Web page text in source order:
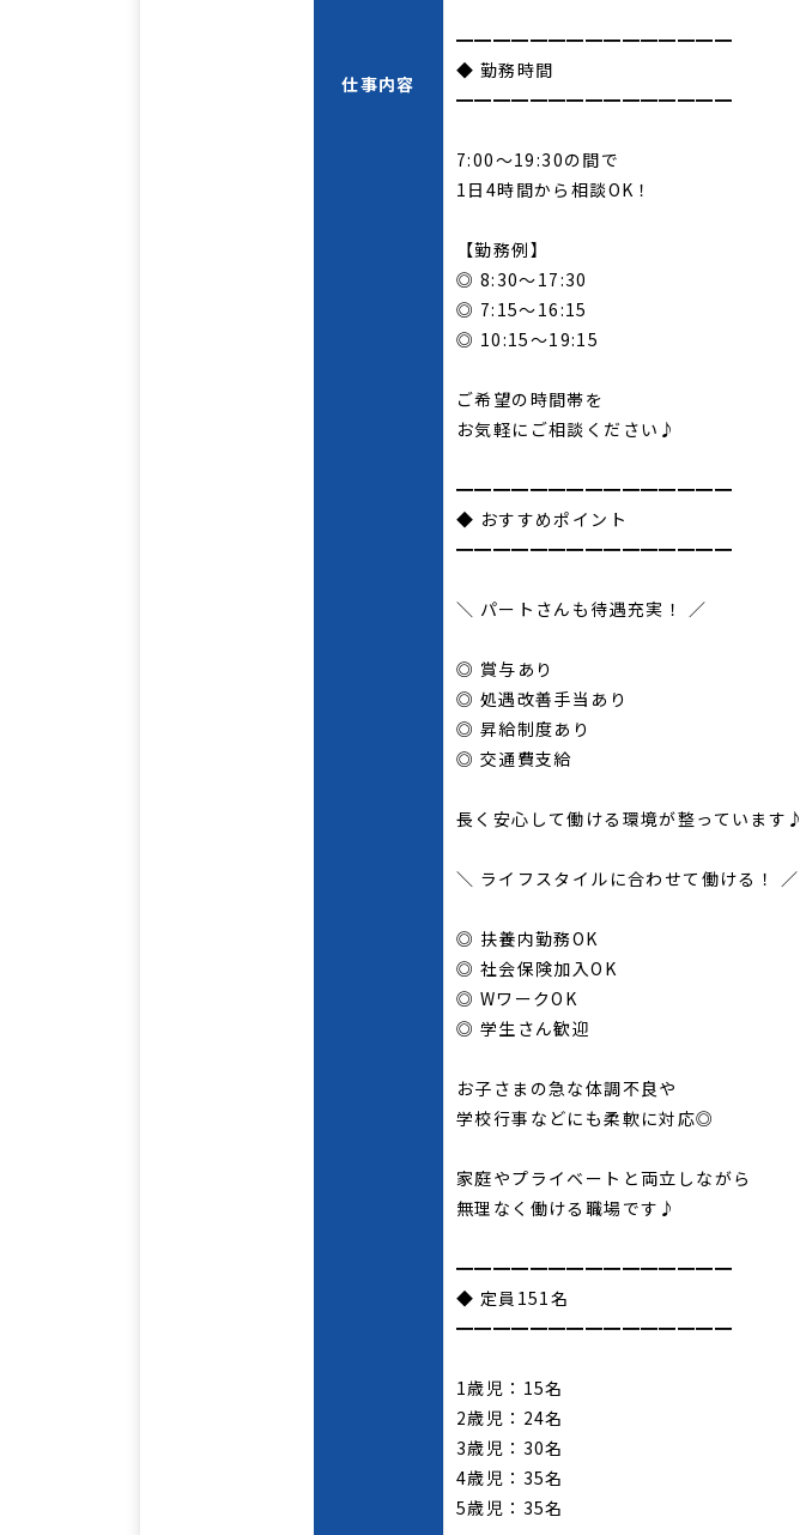
仕事内容
━━━━━━━━━━━━━━━
◆ 勤務時間
━━━━━━━━━━━━━━━
7:00～19:30の間で
1日4時間から相談OK！
【勤務例】
◎ 8:30～17:30
◎ 7:15～16:15
◎ 10:15～19:15
ご希望の時間帯を
お気軽にご相談ください♪
━━━━━━━━━━━━━━━
◆ おすすめポイント
━━━━━━━━━━━━━━━
＼ パートさんも待遇充実！ ／
◎ 賞与あり
◎ 処遇改善手当あり
◎ 昇給制度あり
◎ 交通費支給
長く安心して働ける環境が整っています♪
＼ ライフスタイルに合わせて働ける！ ／
◎ 扶養内勤務OK
◎ 社会保険加入OK
◎ WワークOK
◎ 学生さん歓迎
お子さまの急な体調不良や
学校行事などにも柔軟に対応◎
家庭やプライベートと両立しながら
無理なく働ける職場です♪
━━━━━━━━━━━━━━━
◆ 定員151名
━━━━━━━━━━━━━━━
1歳児：15名
2歳児：24名
3歳児：30名
4歳児：35名
5歳児：35名